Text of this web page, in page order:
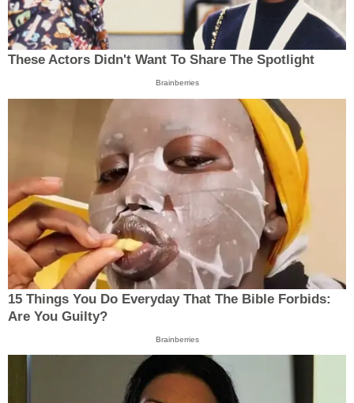
These Actors Didn't Want To Share The Spotlight
Brainberries
15 Things You Do Everyday That The Bible Forbids:
Are You Guilty?
Brainberries